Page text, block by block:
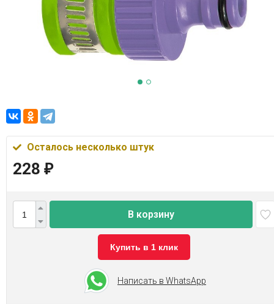
Осталось несколько штук
228 ₽
В корзину
Купить в 1 клик
Написать в WhatsApp